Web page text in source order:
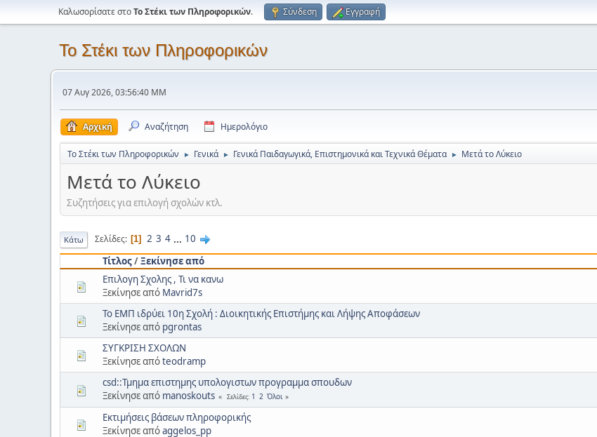
Καλωσορίσατε στοΤο Στέκι των Πληροφορικών. Σύνδεση Εγγραφή
Το Στέκι των Πληροφορικών
07 Αυγ 2026, 03:56:40 ΜΜ
Αρχική Αναζήτηση Ημερολόγιο
Το Στέκι των Πληροφορικών ► Γενικά ► Γενικά Παιδαγωγικά, Επιστημονικά και Τεχνικά Θέματα ► Μετά το Λύκειο
Μετά το Λύκειο
Συζητήσεις για επιλογή σχολών κτλ.
Κάτω Σελίδες 1 2 3 4 ... 10
Τίτλος/Ξεκίνησε από
Επιλογη Σχολης , Τι να κανω
Ξεκίνησε από Mavrid7s
Το ΕΜΠ ιδρύει 10η Σχολή : Διοικητικής Επιστήμης και Λήψης Αποφάσεων
Ξεκίνησε από pgrontas
ΣΥΓΚΡΙΣΗ ΣΧΟΛΩΝ
Ξεκίνησε απόteodramp
csd::Τμημα επιστημης υπολογιστων προγραμμα σπουδων
Ξεκίνησε από manoskouts Σελίδες 1 2 Όλοι
Εκτιμήσεις βάσεων πληροφορικής
Ξεκίνησε απόaggelos_pp